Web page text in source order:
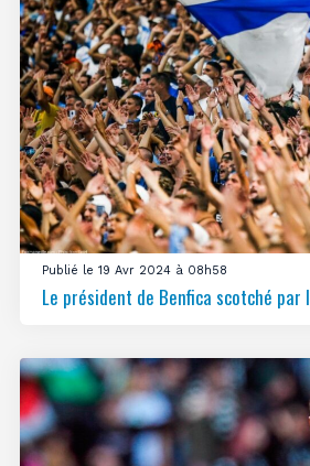
Publié le 19 Avr 2024 à 08h58
Le président de Benfica scotché par